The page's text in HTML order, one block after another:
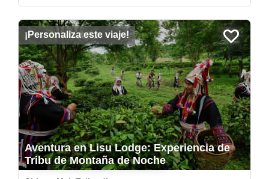
la parte alta del río Yorkin. Saliendo del pueblo de Bambú,
comunidad de Yor...
¡Personaliza este viaje!
Aventura en Lisu Lodge: Experiencia de
Tribu de Montaña de Noche